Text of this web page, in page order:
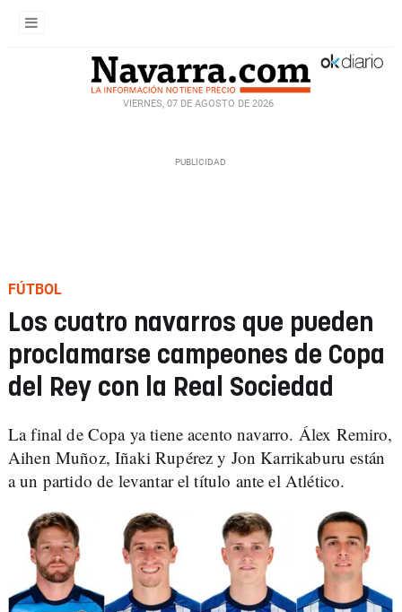
VIERNES, 07 DE AGOSTO DE 2026
FÚTBOL
Los cuatro navarros que pueden
proclamarse campeones de Copa
del Rey con la Real Sociedad
La final de Copa ya tiene acento navarro. Álex Remiro,
Aihen Muñoz, Iñaki Rupérez y Jon Karrikaburu están
a un partido de levantar el título ante el Atlético.